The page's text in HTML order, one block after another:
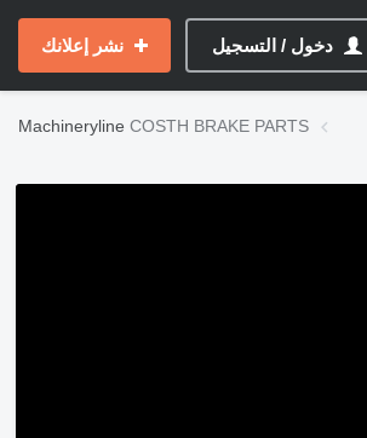
دخول / التسجيل نشر إعلانك
Machineryline COSTH BRAKE PARTS